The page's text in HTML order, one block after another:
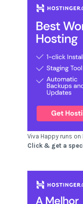
Viva Happy runs
Click & get a